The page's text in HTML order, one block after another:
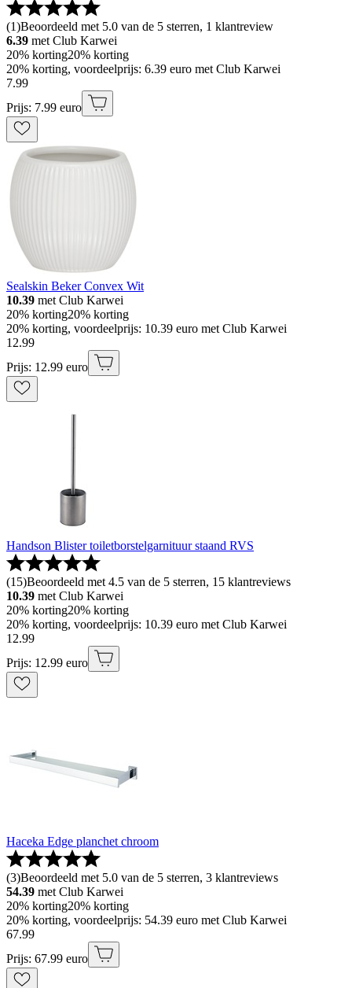
(1)Beoordeeld met 5.0 van de 5 sterren, 1 klantreview
6.39 met Club Karwei
20% korting20% korting
20% korting, voordeelprijs: 6.39 euro met Club Karwei
7.99
Prijs: 7.99 euro
Sealskin Beker Convex Wit
10.39 met Club Karwei
20% korting20% korting
20% korting, voordeelprijs: 10.39 euro met Club Karwei
12.99
Prijs: 12.99 euro
Handson Blister toiletborstelgarnituur staand RVS
(15)Beoordeeld met 4.5 van de 5 sterren, 15 klantreviews
10.39 met Club Karwei
20% korting20% korting
20% korting, voordeelprijs: 10.39 euro met Club Karwei
12.99
Prijs: 12.99 euro
Haceka Edge planchet chroom
(3)Beoordeeld met 5.0 van de 5 sterren, 3 klantreviews
54.39 met Club Karwei
20% korting20% korting
20% korting, voordeelprijs: 54.39 euro met Club Karwei
67.99
Prijs: 67.99 euro